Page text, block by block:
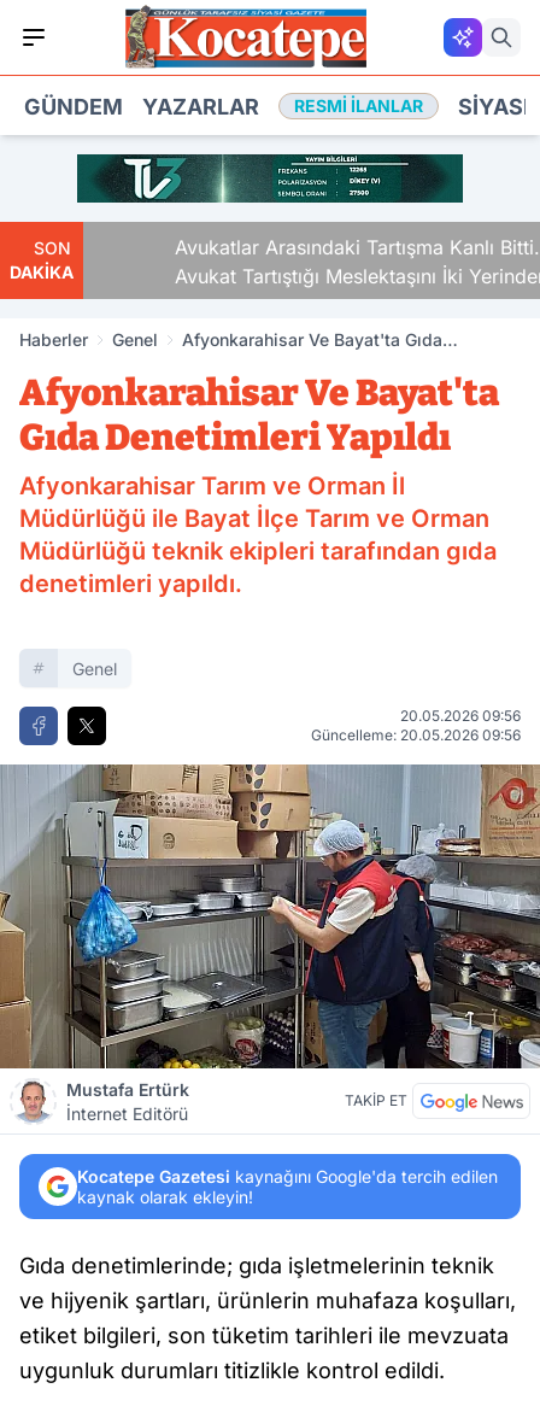
GÜNDEM YAZARLAR RESMI İLANLAR
SON
DAKİKA
Avukatlar Arasındaki Tartışma Kanlı Bitti.
Avukat Tartıştığı Meslektaşını İki Yerinden
Vurdu
Haberler Genel
Afyonkarahisar Ve Bayat'ta Gıda
Afyonkarahisar Ve Bayat'ta
Gıda Denetimleri Yapıldı
Afyonkarahisar Tarım ve Orman İl
Müdürlüğü ile Bayat İlçe Tarım ve Orman
Müdürlüğü teknik ekipleri tarafından gıda
denetimleri yapıldı.
Genel
20.05.2026 09:56
Güncelleme: 20.05.2026 09:56
Mustafa Ertürk
İnternet Editörü
TAKİP ET
Kocatepe Gazetesi kaynağını Google'da tercih edilen
kaynak olarak ekleyin!
Gıda denetimlerinde; gıda işletmelerinin teknik
ve hijyenik şartları, ürünlerin muhafaza koşulları,
etiket bilgileri, son tüketim tarihleri ile mevzuata
uygunluk durumları titizlikle kontrol edildi.